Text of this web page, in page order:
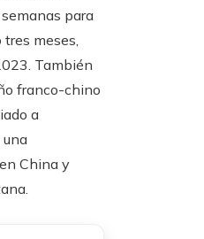
para
meses,
También
franco-chino
a
China y